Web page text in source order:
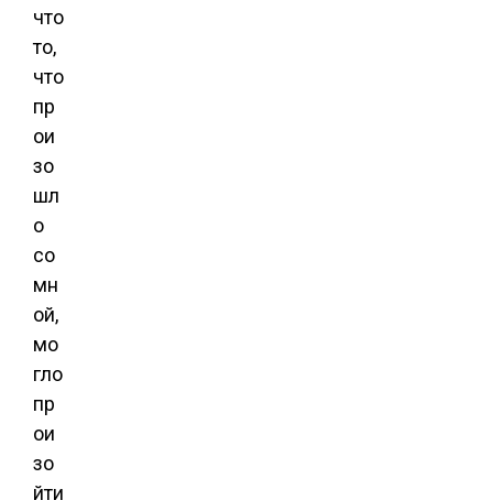
что
то,
что
пр
ои
зо
шл
о
со
мн
ой,
мо
гло
пр
ои
зо
йти